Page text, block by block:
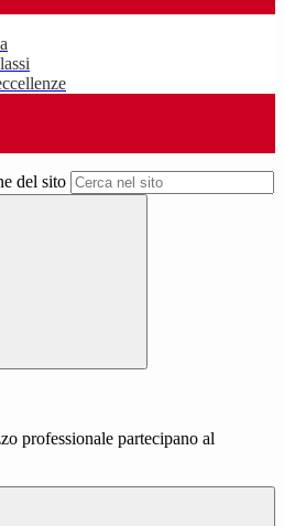
del sito
professionale partecipano al